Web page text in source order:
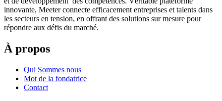
innovante, Meeter connecte efficacement entreprises et talents dans
les secteurs en tension, en offrant des solutions sur mesure pour
répondre aux défis du marché.
À propos
Qui Sommes nous
Mot de la fondatrice
Contact